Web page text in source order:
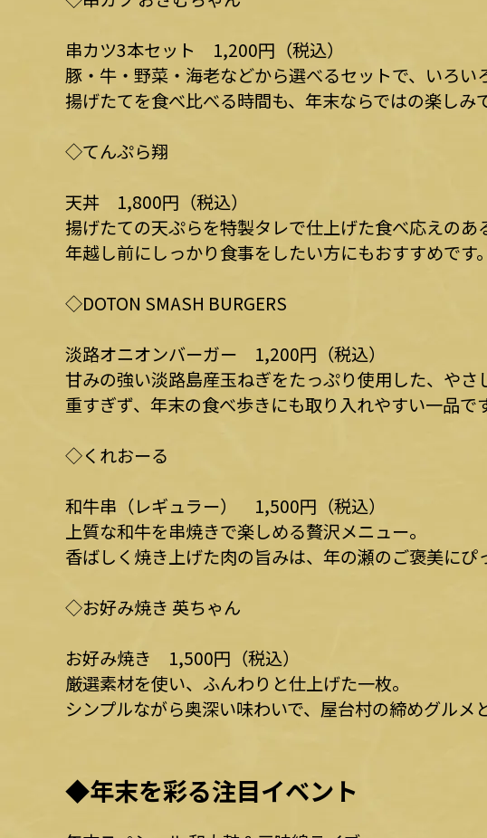
串カツ3本セット 1,200円（税込）
豚・牛・野菜・海老などから選べるセットで、いろい
揚げたてを食べ比べる時間も、年末ならではの楽しみで
◇てんぷら翔
天丼 1,800円（税込）
揚げたての天ぷらを特製タレで仕上げた食べ応えのあ
年越し前にしっかり食事をしたい方にもおすすめです。
◇DOTON SMASH BURGERS
淡路オニオンバーガー 1,200円（税込）
甘みの強い淡路島産玉ねぎをたっぷり使用した、やさ
重すぎず、年末の食べ歩きにも取り入れやすい一品です
◇くれおーる
和牛串（レギュラー） 1,500円（税込）
上質な和牛を串焼きで楽しめる贅沢メニュー。
香ばしく焼き上げた肉の旨みは、年の瀬のご褒美にぴ
◇お好み焼き 英ちゃん
お好み焼き 1,500円（税込）
厳選素材を使い、ふんわりと仕上げた一枚。
シンプルながら奥深い味わいで、屋台村の締めグルメ
◆年末を彩る注目イベント